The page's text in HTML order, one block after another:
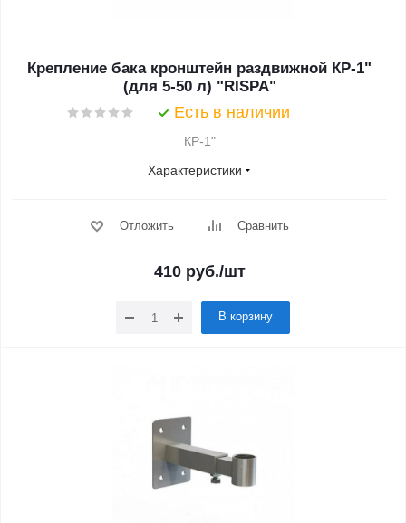
Крепление бака кронштейн раздвижной КР-1"
(для 5-50 л) "RISPA"
Есть в наличии
КР-1"
Характеристики
Отложить Сравнить
410 руб./шт
В корзину